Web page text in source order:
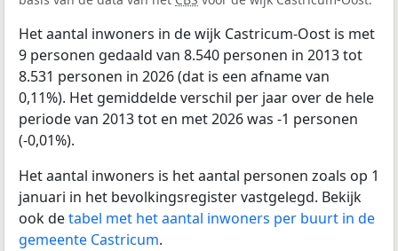
Het aantal inwoners in de wijk Castricum-Oost is met
9 personen gedaald van 8.540 personen in 2013 tot
8.531 personen in 2026 (dat is een afname van
0,11%). Het gemiddelde verschil per jaar over de hele
periode van 2013 tot en met 2026 was -1 personen
(-0,01%).
Het aantal inwoners is het aantal personen zoals op 1
januari in het bevolkingsregister vastgelegd. Bekijk
ook detabel met het aantal inwoners per buurt in de
gemeente Castricum.